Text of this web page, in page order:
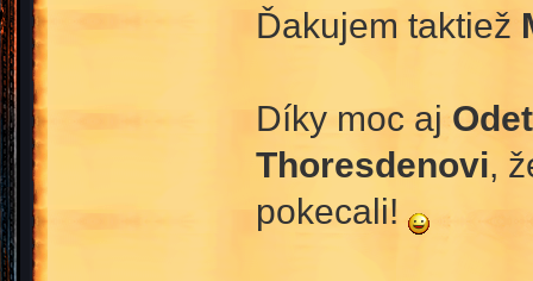
Ďakujem taktiež
Díky moc aj
Thoresdenovi,
pokecali!